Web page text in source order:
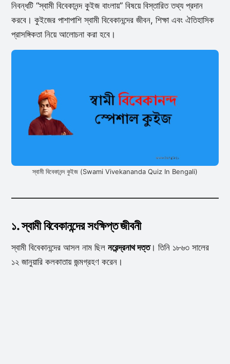
নিবন্ধটি “স্বামী বিবেকানন্দ কুইজ বাংলায়” বিষয়ে বিস্তারিত তথ্য প্রদান
করবে। কুইজের পাশাপাশি স্বামী বিবেকানন্দের জীবন, শিক্ষা এবং ঐতিহাসিক
প্রাসঙ্গিকতা নিয়ে আলোচনা করা হবে।
স্বামী বিবেকানন্দ কুইজ (Swami Vivekananda Quiz In Bengali)
১. স্বামী বিবেকানন্দের সংক্ষিপ্ত জীবনী
স্বামী বিবেকানন্দের আসল নাম ছিল নরেন্দ্রনাথ দত্ত। তিনি ১৮৬৩ সালের
১২ জানুয়ারি কলকাতায় জন্মগ্রহণ করেন।